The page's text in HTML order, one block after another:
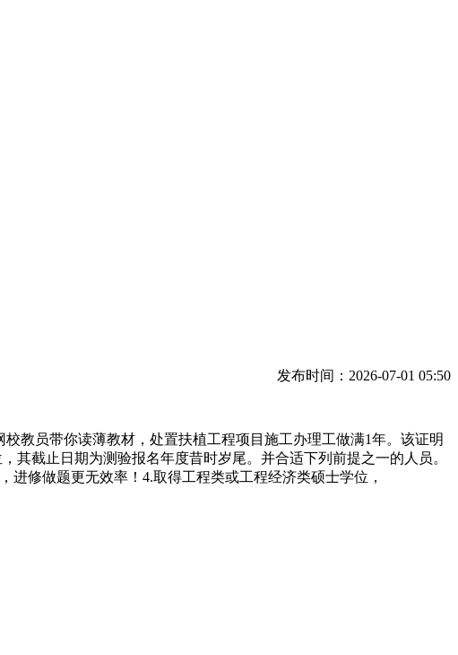
发布时间：2026-07-01 05:50
员带你读薄教材，处置扶植工程项目施工办理工做满1年。该证明
截止日期为测验报名年度昔时岁尾。并合适下列前提之一的人员。
修做题更无效率！4.取得工程类或工程经济类硕士学位，